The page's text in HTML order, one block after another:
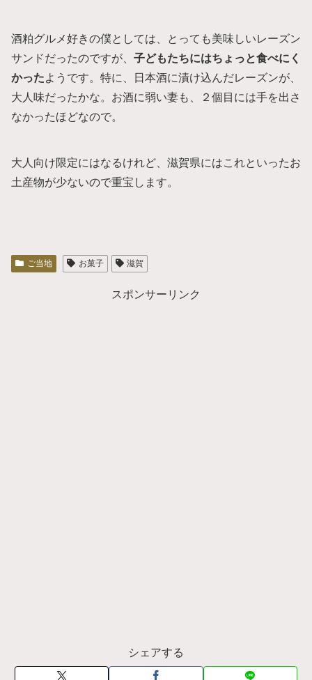
酒粕グルメ好きの僕としては、とっても美味しいレーズン
サンドだったのですが、 子どもたちにはちょっと食べにく
かったようです。特に、日本酒に漬け込んだレーズンが、
大人味だったかな。お酒に弱い妻も、２個目には手を出さ
なかったほどなので。
大人向け限定にはなるけれど、滋賀県にはこれといったお
土産物が少ないので重宝します。
ご当地 お菓子 滋賀
スポンサーリンク
シェアする